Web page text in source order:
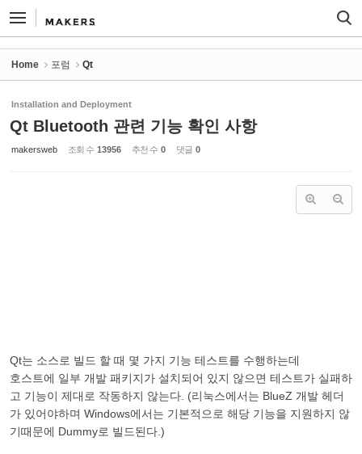
Home 포럼 Qt
Installation and Deployment
Qt Bluetooth 관련 기능 확인 사항
makersweb 조회 수 13956 추천 수 0 댓글 0
Qt는 소스로 빌드 할 때 몇 가지 기능 테스트를 수행하는데
호스트에 일부 개발 패키지가 설치되어 있지 않으면 테스트가 실패하
고 기능이 제대로 작동하지 않는다. (리눅스에서는 BlueZ 개발 헤더
가 있어야하며 Windows에서는 기본적으로 해당 기능을 지원하지 않
기때문에 Dummy로 빌드된다.)